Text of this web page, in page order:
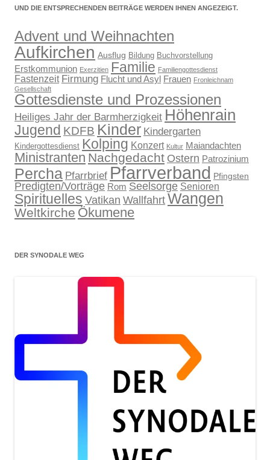
UND DIE ENTSPRECHENDEN BEITRÄGE WERDEN IHNEN ANGEZEIGT.
Advent und Weihnachten
Aufkirchen Ausflug Bildung Buchvorstellung
Erstkommunion Exerzitien Familie Familiengottesdienst
Fastenzeit Firmung Flucht und Asyl Frauen Fronleichnam
Gesellschaft
Gottesdienste und Prozessionen
Heiliges Jahr der Barmherzigkeit Höhenrain
Jugend KDFB Kinder Kindergarten
Kindergottesdienst Kolping Konzert Kultur Maiandachten
Ministranten Nachgedacht Ostern Patrozinium
Percha Pfarrbrief Pfarrverband Pfingsten
Predigten/Vorträge Rom Seelsorge Senioren
Spirituelles Vatikan WallfahrtWangen
Weltkirche Ökumene
DER SYNODALE WEG